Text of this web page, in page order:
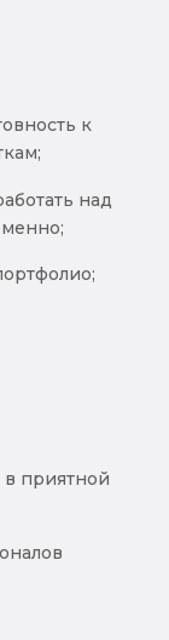
к
над
приятной